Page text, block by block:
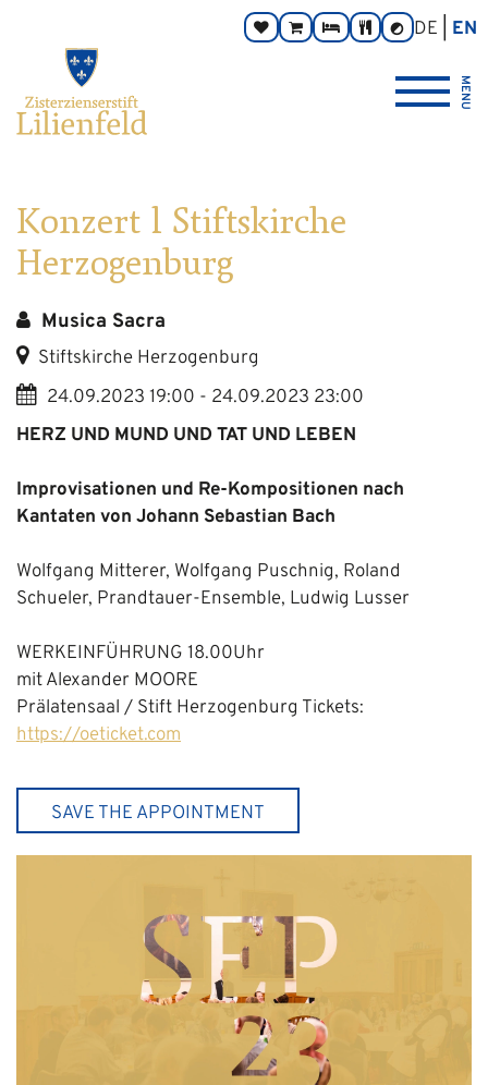
DonateMonastery
RoomsAbbeyContrast
toggle
DE
EN
{logo_link_label_accessible}
MENU
Konzert l Stiftskirche
Herzogenburg
Musica Sacra
Stiftskirche Herzogenburg
24.09.2023 19:00 - 24.09.2023 23:00
HERZ UND MUND UND TAT UND LEBEN
Improvisationen und Re-Kompositionen nach
Kantaten von Johann Sebastian Bach
Wolfgang Mitterer, Wolfgang Puschnig, Roland
Schueler, Prandtauer-Ensemble, Ludwig Lusser
WERKEINFÜHRUNG 18.00Uhr
mit Alexander MOORE
Prälatensaal / Stift Herzogenburg Tickets:
https://oeticket.com
SAVE THE APPOINTMENT